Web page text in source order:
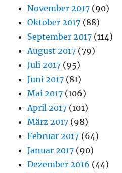
November 2017 (90)
Oktober 2017 (88)
September 2017 (114)
August 2017 (79)
Juli 2017 (95)
Juni 2017 (81)
Mai 2017 (106)
April 2017 (101)
März 2017 (98)
Februar 2017 (64)
Januar 2017 (90)
Dezember 2016 (44)